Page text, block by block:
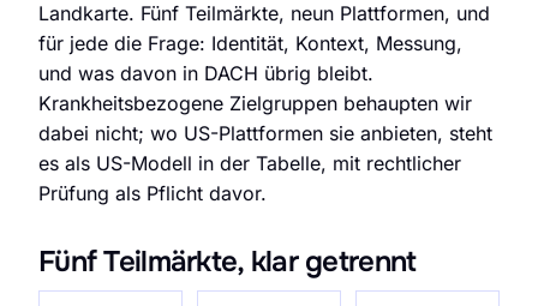
+49 89 921 35 623
Landkarte. Fünf Teilmärkte, neun Plattformen, und
für jede die Frage: Identität, Kontext, Messung,
und was davon in DACH übrig bleibt.
Krankheitsbezogene Zielgruppen behaupten wir
dabei nicht; wo US-Plattformen sie anbieten, steht
es als US-Modell in der Tabelle, mit rechtlicher
Prüfung als Pflicht davor.
Fünf Teilmärkte, klar getrennt